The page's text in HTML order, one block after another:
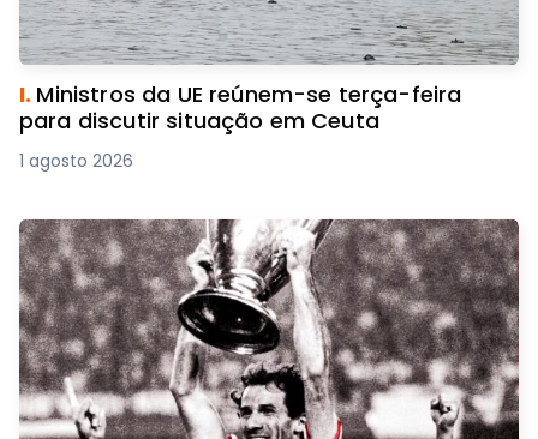
I. Ministros da UE reúnem-se terça-feira
para discutir situação em Ceuta
1 agosto 2026